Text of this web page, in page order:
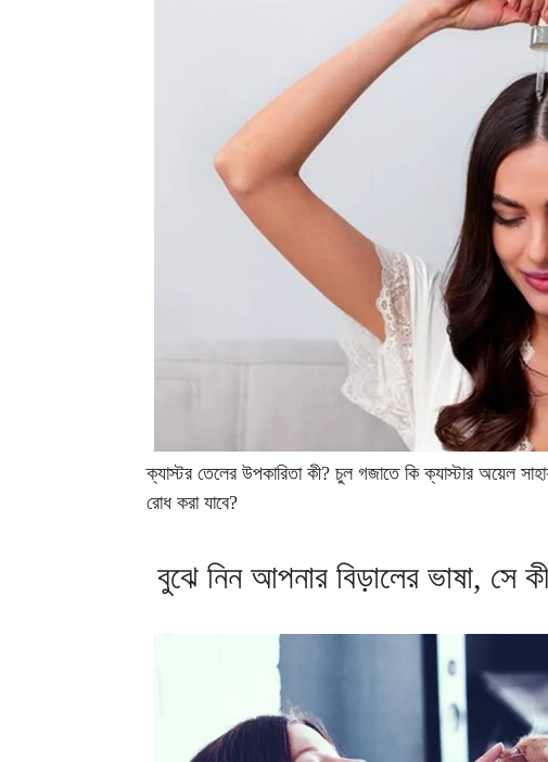
ক্যাস্টর তেলের উপকারিতা কী? চুল গজাতে কি ক্যাস্টার অয়েল
রোধ করা যাবে?
বুঝে নিন আপনার বিড়ালের ভাষা, সে